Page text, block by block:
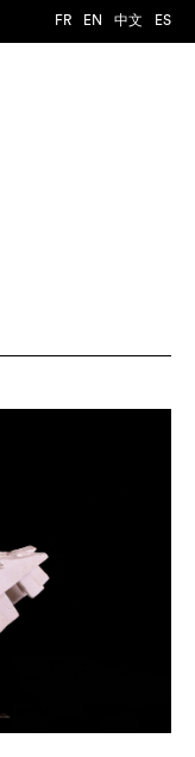
FR EN 中文 ES